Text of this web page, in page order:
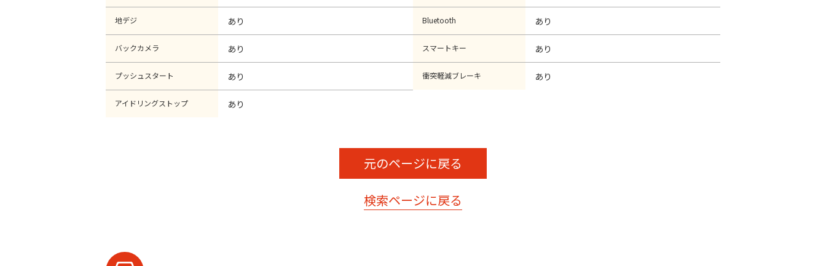
地デジ あり Bluetooth あり
バックカメラ あり スマートキー あり
プッシュスタート あり 衝突軽減ブレーキ あり
アイドリングストップ あり
元のページに戻る
検索ページに戻る